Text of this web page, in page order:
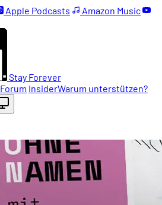
Apple Podcasts
Amazon Music
Stay Forever
Forum InsiderWarum unterstützen?